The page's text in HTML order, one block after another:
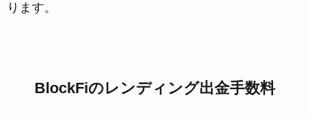
ります。
BlockFiのレンディング出金手数料